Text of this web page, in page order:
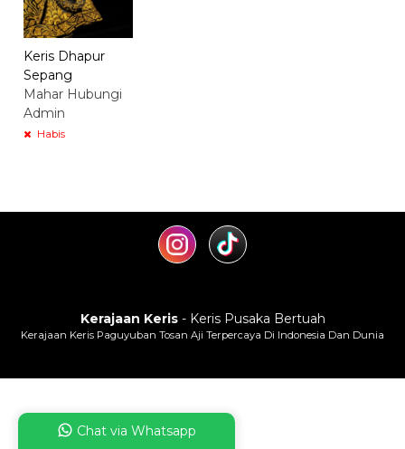
Keris Dhapur
Sepang
Mahar Hubungi
Admin
Habis
Kerajaan Keris- Keris Pusaka Bertuah
Kerajaan Keris Paguyuban Tosan Aji Terpercaya Di Indonesia Dan Dunia
Chat via Whatsapp